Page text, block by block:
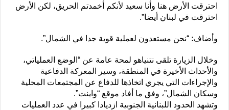
احترقت الأرض هنا وأنا سعيد لأنكم أخمدتم الحريق، لكن الأرض
احترقت في لبنان أيضا”.
وأضاف: “نحن مستعدون لعملية قوية جدا في الشمال”.
وخلال الزيارة تلقى نتنياهو لمحة عامة عن “الوضع العملياتي،
والأحداث الأخيرة في المنطقة، وسير المعركة الدفاعية
والإجراءات التي يجري اتخاذها للدفاع عن المجتمعات المحلية
وسكان الشمال”، وفق ما أفاد موقع “واينت”.
وتشهد الحدود اللبنانية الجنوبية ازديادا كبيرا في عدد العمليات